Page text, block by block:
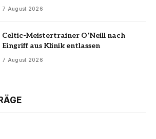
7 August 2026
Celtic-Meistertrainer O’Neill nach
Eingriff aus Klinik entlassen
7 August 2026